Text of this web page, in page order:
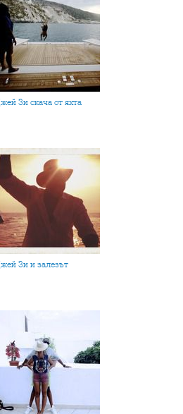
Джей Зи скача от яхта
Джей Зи и залезът